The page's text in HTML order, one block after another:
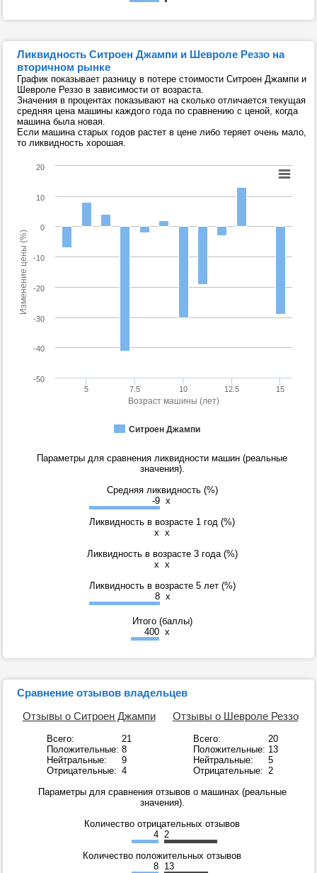
Ликвидность Ситроен Джампи и Шевроле Реззо на
вторичном рынке
График показывает разницу в потере стоимости Ситроен Джампи и
Шевроле Реззо в зависимости от возраста.
Значения в процентах показывают на сколько отличается текущая
средняя цена машины каждого года по сравнению с ценой, когда
машина была новая.
Если машина старых годов растет в цене либо теряет очень мало,
то ликвидность хорошая.
Возраст машины (лет)
Изменение цены (%)
Ситроен Джампи
5 7.5 10 12.5 15
-50
-40
-30
-20
-10
0
10
20
Параметры для сравнения ликвидности машин (реальные
значения).
Средняя ликвидность (%)
-9 x
Ликвидность в возрасте 1 год (%)
x x
Ликвидность в возрасте 3 года (%)
x x
Ликвидность в возрасте 5 лет (%)
8 x
Итого (баллы)
400 x
Сравнение отзывов владельцев
Отзывы о Ситроен Джампи
Всего:
21
Положительные: 8
Нейтральные:
9
Отрицательные: 4
Отзывы о Шевроле Реззо
Всего:
20
Положительные: 13
Нейтральные:
5
Отрицательные: 2
Параметры для сравнения отзывов о машинах (реальные
значения).
Количество отрицательных отзывов
4 2
Количество положительных отзывов
8 13